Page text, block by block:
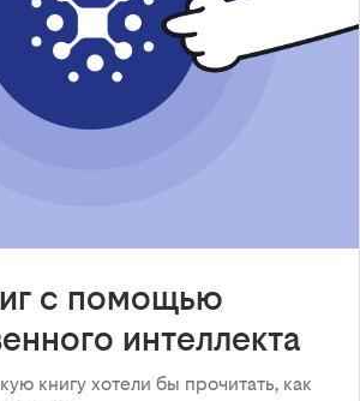
с помощью
интеллекта
книгу хотели бы прочитать, как